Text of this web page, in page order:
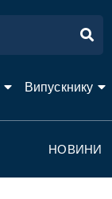
Випускнику
НОВИНИ